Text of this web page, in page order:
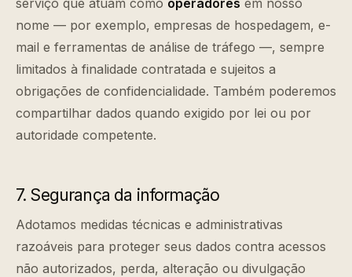
serviço que atuam como operadores em nosso
nome — por exemplo, empresas de hospedagem, e-
mail e ferramentas de análise de tráfego —, sempre
limitados à finalidade contratada e sujeitos a
obrigações de confidencialidade. Também poderemos
compartilhar dados quando exigido por lei ou por
autoridade competente.
7. Segurança da informação
Adotamos medidas técnicas e administrativas
razoáveis para proteger seus dados contra acessos
não autorizados, perda, alteração ou divulgação